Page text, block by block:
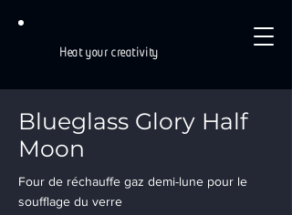
Heat your creativity
Blueglass Glory Half
Moon
Four de réchauffe gaz demi-lune pour le
soufflage du verre